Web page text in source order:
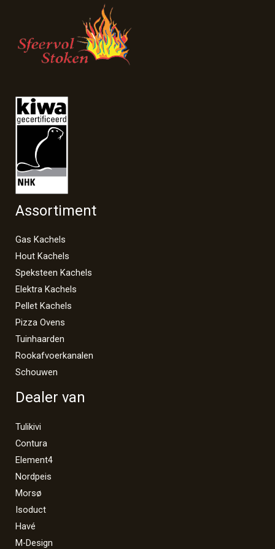
Assortiment
Gas Kachels
Hout Kachels
Speksteen Kachels
Elektra Kachels
Pellet Kachels
Pizza Ovens
Tuinhaarden
Rookafvoerkanalen
Schouwen
Dealer van
Tulikivi
Contura
Element4
Nordpeis
Morsø
Isoduct
Havé
M-Design